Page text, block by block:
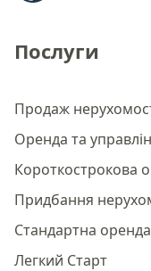
Послуги
Продаж
Оренда та
Короткострокова
Придбання
Стандартна оренда
Легкий Старт